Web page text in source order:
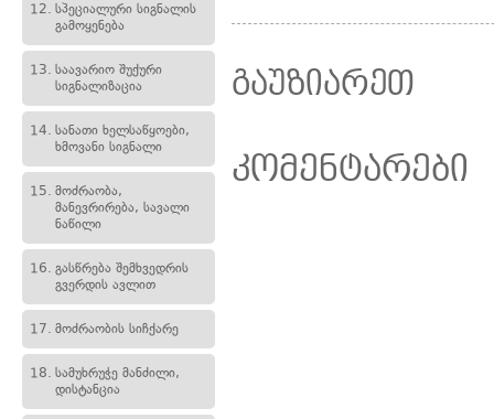
12. სპეციალური სიგნალის
გამოყენება
13. საავარიო შუქური
სიგნალიზაცია
14. სანათი ხელსაწყოები,
ხმოვანი სიგნალი
15. მოძრაობა,
მანევრირება, სავალი
ნაწილი
16. გასწრება შემხვედრის
გვერდის ავლით
17. მოძრაობის სიჩქარე
18. სამუხრუჭე მანძილი,
დისტანცია
გაუზიარეთ
კომენტარები